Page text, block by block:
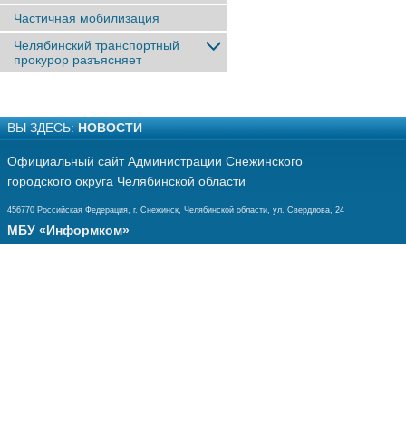
Частичная мобилизация
Челябинский транспортный
прокурор разъясняет
ВЫ ЗДЕСЬ: НОВОСТИ
Официальный сайт Администрации Снежинского
городского округа Челябинской области
456770 Российская Федерация, г. Снежинск, Челябинской области, ул. Свердлова, 24
МБУ «Информком»